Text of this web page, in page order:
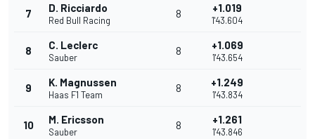
7 D. Ricciardo
Red Bull Racing
8 +1.019
1'43.604
8 C. Leclerc
Sauber
8 +1.069
1'43.654
9 K. Magnussen
Haas F1 Team
8 +1.249
1'43.834
10 M. Ericsson
Sauber
8 +1.261
1'43.846